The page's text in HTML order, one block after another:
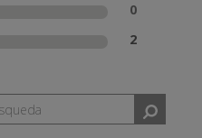
0
2